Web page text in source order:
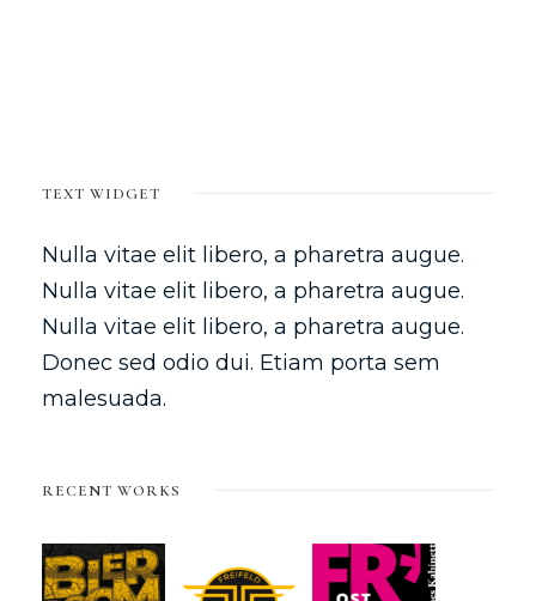
TEXT WIDGET
Nulla vitae elit libero, a pharetra augue.
Nulla vitae elit libero, a pharetra augue.
Nulla vitae elit libero, a pharetra augue.
Donec sed odio dui. Etiam porta sem
malesuada.
RECENT WORKS